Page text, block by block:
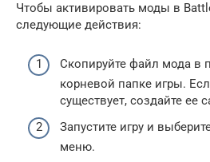
Чтобы активировать моды в
следующие действия:
Скопируйте файл мода в
корневой папке игры.
существует, создайте ее
Запустите игру и
меню.